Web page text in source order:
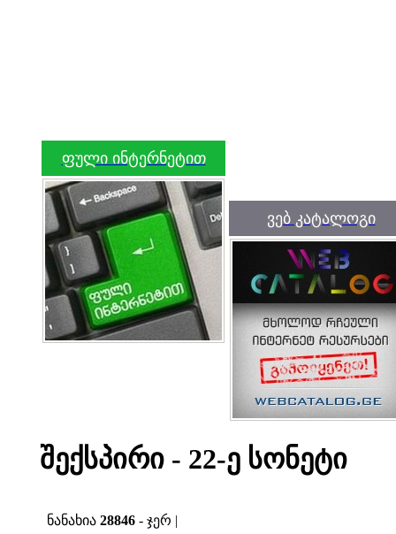
ფული ინტერნეტით
ვებ კატალოგი
შექსპირი - 22-ე სონეტი
ნანახია 28846 - ჯერ |